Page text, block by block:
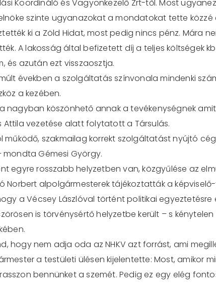
Koordináló és Vagyonkezelő Zrt-től. Most
szinte ugyanazokat a mondatokat tette
ki a Zöld Hidat, most pedig nincs pénz. Mára
A lakosság által befizetett díj a teljes költségek
és azután ezt visszaosztja.
években a szolgáltatás színvonala mindenki
a kezében.
nagyban köszönhető annak a tevékenységnek
vezetése alatt folytatott a Társulás.
működő, szakmailag korrekt szolgáltatást nyújtó
mondta Gémesi György.
egyre rosszabb helyzetben van, közgyűlése az
Norbert alpolgármesterek tájékoztatták a
a Vécsey Lászlóval történt politikai
is törvénysértő helyzetbe került – s
hogy nem adja oda az NHKV azt forrást, ami
a testületi ülésen kijelentette: Most, amikor
bennünket a szemét. Pedig ez egy elég